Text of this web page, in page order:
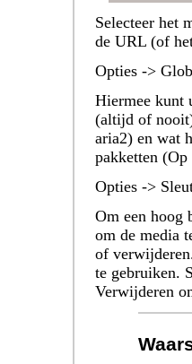
Selecteer het
de URL (of
Opties ->
Hiermee kunt
(altijd of
aria2) en wat
pakketten
Opties ->
Om een hoog
om de media
of
te gebruiken.
Verwijderen